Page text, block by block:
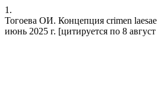
1.
Тогоева ОИ. Концепция crimen
июнь 2025 г. [цитируется по 8